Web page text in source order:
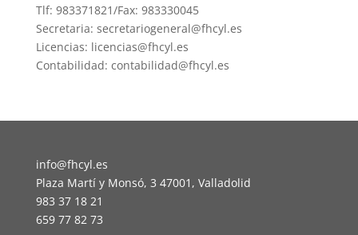
Tlf: 983371821/Fax: 983330045
Secretaria: secretariogeneral@fhcyl.es
Licencias: licencias@fhcyl.es
Contabilidad: contabilidad@fhcyl.es
info@fhcyl.es
Plaza Martí y Monsó, 3 47001, Valladolid
983 37 18 21
659 77 82 73